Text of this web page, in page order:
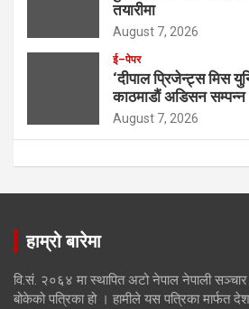
तयारीमा
August 7, 2026
ई–पेपर
‘दीपाल प्रिजेन्ट्स मिस
काठमाडौं अडिसन सम्पन्न
August 7, 2026
हाम्रो बारेमा
वि.सं. २०६४ मा स्थापित अटो नेपाल नेपाली
बोकेको पत्रिका हो । हामीले यस पत्रिका मार्फत